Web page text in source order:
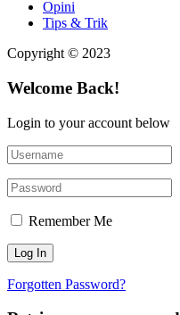
Opini
Tips & Trik
Copyright © 2023
Welcome Back!
Login to your account below
Remember Me
Forgotten Password?